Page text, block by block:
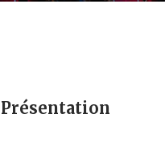
Présentation